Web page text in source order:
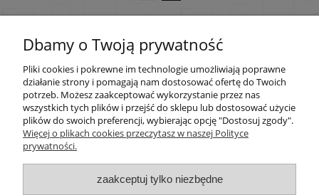
Pomoc
Moje konto
Płatności i dostawa
O nas
Dbamy o Twoją prywatność
Pliki cookies i pokrewne im technologie umożliwiają poprawne
działanie strony i pomagają nam dostosować ofertę do Twoich
potrzeb. Możesz zaakceptować wykorzystanie przez nas
wszystkich tych plików i przejść do sklepu lub dostosować użycie
plików do swoich preferencji, wybierając opcję "Dostosuj zgody".
Więcej o plikach cookies przeczytasz w naszej Polityce
prywatności.
zaakceptuj tylko niezbędne